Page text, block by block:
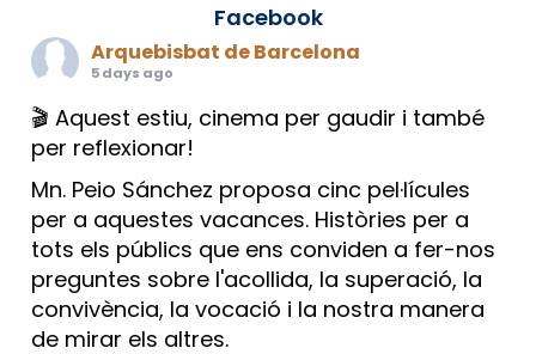
Facebook
Arquebisbat de Barcelona
5 days ago
🎬 Aquest estiu, cinema per gaudir i també
per reflexionar!
Mn. Peio Sánchez proposa cinc pel·lícules
per a aquestes vacances. Històries per a
tots els públics que ens conviden a fer-nos
preguntes sobre l'acollida, la superació, la
convivència, la vocació i la nostra manera
de mirar els altres.